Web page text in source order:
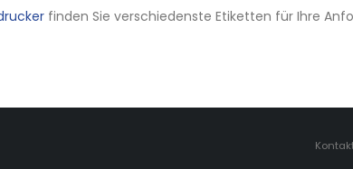
finden Sie verschiedenste Etiketten für Ihre